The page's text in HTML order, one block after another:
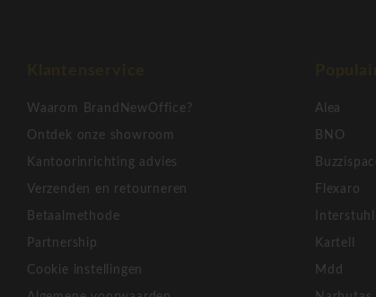
Waarom BrandNewOffice?
Ontdek onze showroom
Kantoorinrichting advies
Verzenden en retourneren
Betaalmethode
Partnership
Cookie instellingen
Alea
BNO
Flexaro
Interstuhl
Kartell
Mdd